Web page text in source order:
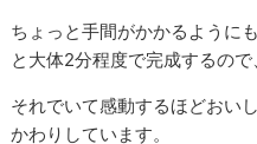
ちょっと手間がかかるように
と大体2分程度で完成するので
それでいて感動するほどおい
かわりしています。